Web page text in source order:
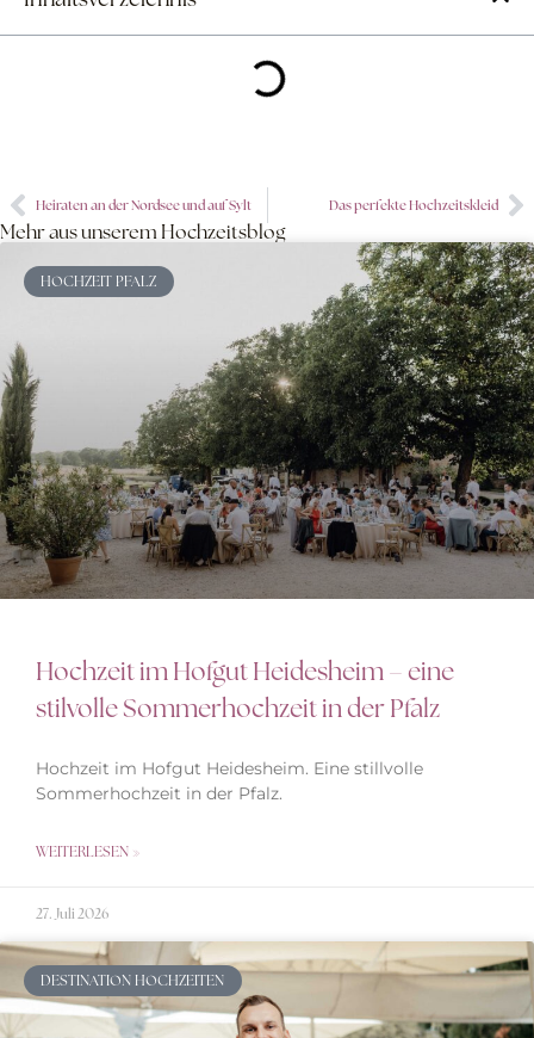
Heiraten an der Nordsee und auf Sylt Das perfekte Hochzeitskleid
Mehr aus unserem Hochzeitsblog
HOCHZEIT PFALZ
Hochzeit im Hofgut Heidesheim – eine
stilvolle Sommerhochzeit in der Pfalz
Hochzeit im Hofgut Heidesheim. Eine stillvolle
Sommerhochzeit in der Pfalz.
WEITERLESEN »
27. Juli 2026
DESTINATION HOCHZEITEN